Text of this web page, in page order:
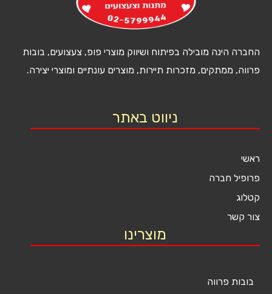
החברה הינה מובילה בפיתוח ושיווק מוצרי פופ, צעצועים, בובות
פרווה, ממתקים, מזכרות תיירות, מוצרים עונתיים ומוצרי יצירה.
ניווט באתר
ראשי
פרופיל חברה
קטלוג
צור קשר
מוצרינו
בובות פרווה